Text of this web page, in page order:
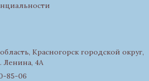
Красногорск городской округ,
Ленина, 4А
85-06